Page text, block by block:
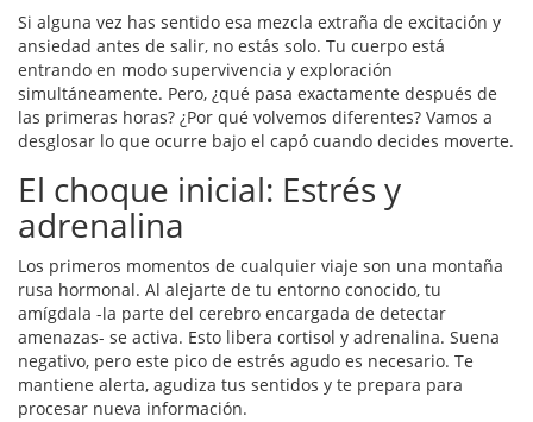
Si alguna vez has sentido esa mezcla extraña de excitación y
ansiedad antes de salir, no estás solo. Tu cuerpo está
entrando en modo supervivencia y exploración
simultáneamente. Pero, ¿qué pasa exactamente después de
las primeras horas? ¿Por qué volvemos diferentes? Vamos a
desglosar lo que ocurre bajo el capó cuando decides moverte.
El choque inicial: Estrés y
adrenalina
Los primeros momentos de cualquier viaje son una montaña
rusa hormonal. Al alejarte de tu entorno conocido, tu
amígdala -la parte del cerebro encargada de detectar
amenazas- se activa. Esto libera cortisol y adrenalina. Suena
negativo, pero este pico de estrés agudo es necesario. Te
mantiene alerta, agudiza tus sentidos y te prepara para
procesar nueva información.